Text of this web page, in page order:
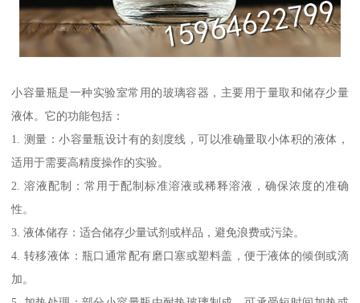
小容量瓶是一种实验室常用的玻璃容器，主要用于量取和储存少量
液体。它的功能包括：
1. 测量：小容量瓶设计有的刻度线，可以准确量取小体积的液体，
适用于需要高精度操作的实验。
2. 溶液配制：常用于配制标准溶液或稀释溶液，确保浓度的准确
性。
3. 液体储存：适合储存少量试剂或样品，避免浪费或污染。
4. 转移液体：瓶口通常配有磨口塞或塑料盖，便于液体的倾倒或滴
加。